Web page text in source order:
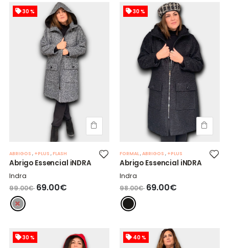
30 %
ABRIGOS , +PLUS ,FLASH
Abrigo Essencial iNDRA
Indra
99.00€ 69.00€
30 %
FORMAL,ABRIGOS , +PLUS
Abrigo Essencial iNDRA
Indra
98.00€ 69.00€
30 % 40 %